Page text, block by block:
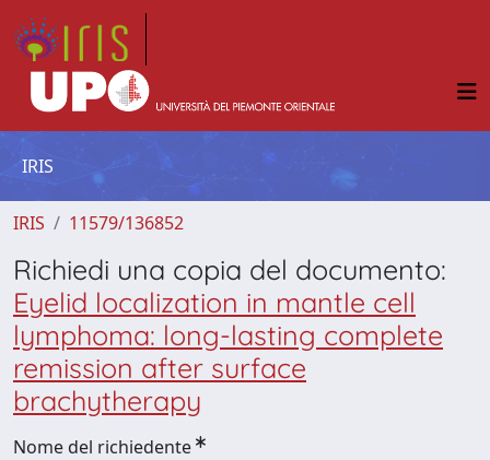
IRIS
IRIS 11579/136852
Richiedi una copia del documento:
Eyelid localization in mantle cell
lymphoma: long-lasting complete
remission after surface
brachytherapy
Nome del richiedente